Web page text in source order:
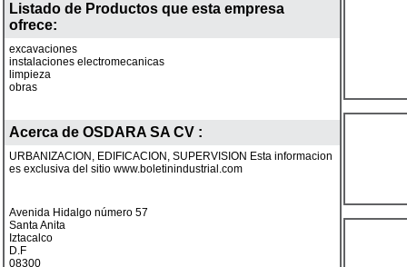
Listado de Productos que esta empresa
ofrece:
excavaciones
instalaciones electromecanicas
limpieza
obras
Acerca de OSDARA SA CV :
URBANIZACION, EDIFICACION, SUPERVISION Esta informacion
es exclusiva del sitio www.boletinindustrial.com
Avenida Hidalgo número 57
Santa Anita
Iztacalco
D.F
08300